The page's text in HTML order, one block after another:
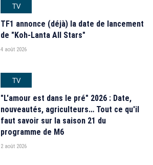
TV
TF1 annonce (déjà) la date de lancement
de "Koh-Lanta All Stars"
4 août 2026
TV
"L'amour est dans le pré" 2026 : Date,
nouveautés, agriculteurs… Tout ce qu'il
faut savoir sur la saison 21 du
programme de M6
2 août 2026